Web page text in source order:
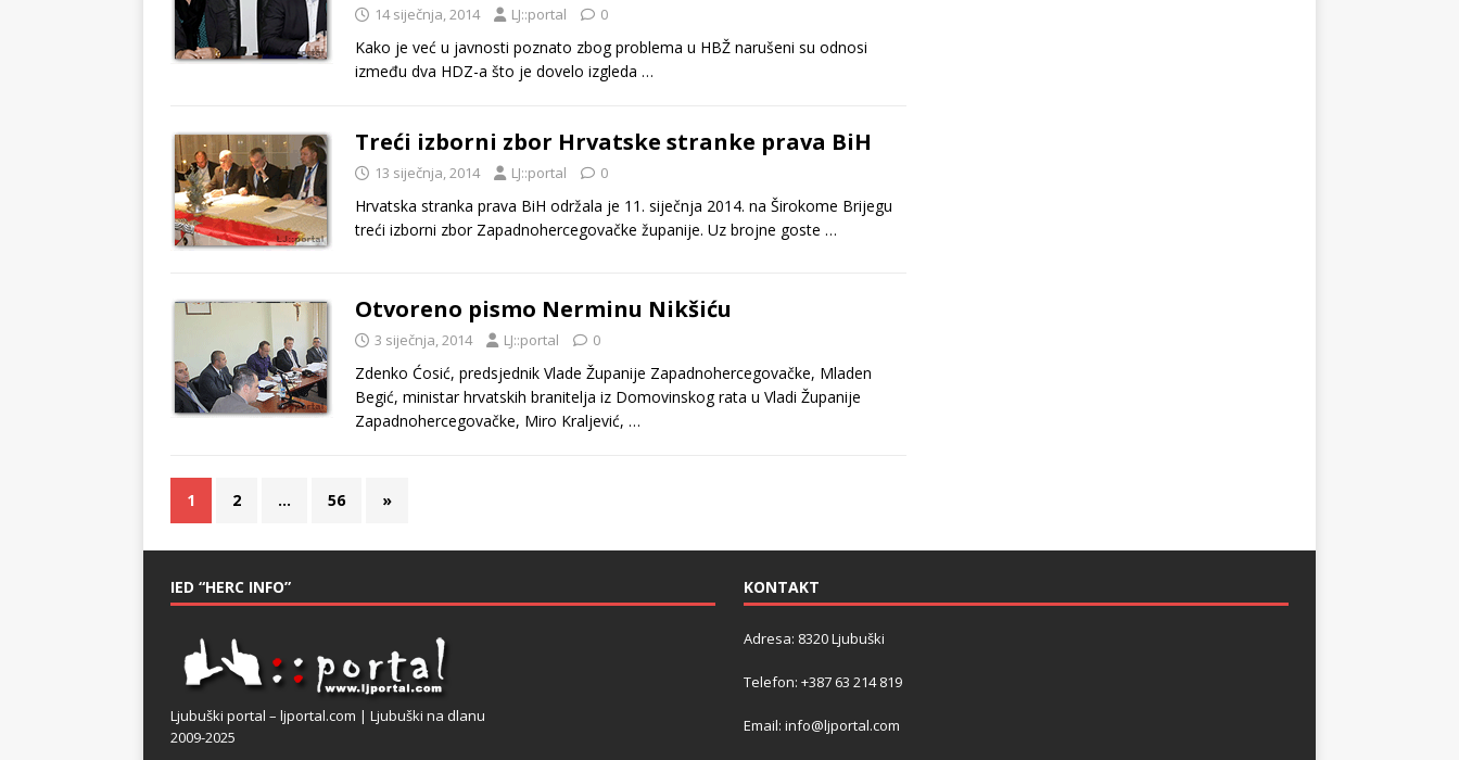
14 siječnja, 2014 LJ::portal 0
Kako je već u javnosti poznato zbog problema u HBŽ narušeni su odnosi
između dva HDZ-a što je dovelo izgleda …
Treći izborni zbor Hrvatske stranke prava BiH
13 siječnja, 2014 LJ::portal 0
Hrvatska stranka prava BiH održala je 11. siječnja 2014. na Širokome Brijegu
treći izborni zbor Zapadnohercegovačke županije. Uz brojne goste …
Otvoreno pismo Nerminu Nikšiću
3 siječnja, 2014 LJ::portal 0
Zdenko Ćosić, predsjednik Vlade Županije Zapadnohercegovačke, Mladen
Begić, ministar hrvatskih branitelja iz Domovinskog rata u Vladi Županije
Zapadnohercegovačke, Miro Kraljević, …
1 2 … 56 »
IED “HERC INFO”
Ljubuški portal – ljportal.com | Ljubuški na dlanu
2009-2025
KONTAKT
Adresa: 8320 Ljubuški
Telefon: +387 63 214 819
Email: info@ljportal.com